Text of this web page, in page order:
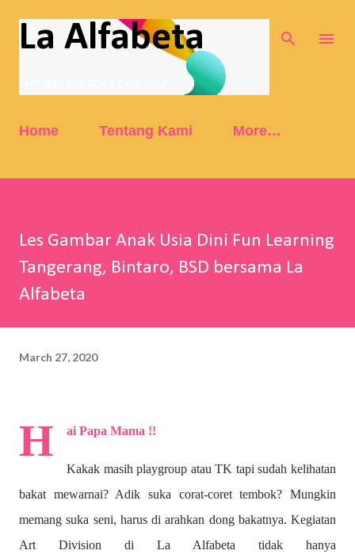
Skip to main content
La Alfabeta
Home Tentang Kami More…
Les Gambar Anak Usia Dini Fun Learning
Tangerang, Bintaro, BSD bersama La
Alfabeta
March 27, 2020
H ai Papa Mama !!
Kakak masih playgroup atau TK tapi sudah kelihatan
bakat mewarnai? Adik suka corat-coret tembok? Mungkin
memang suka seni, harus di arahkan dong bakatnya. Kegiatan
Art Division di La Alfabeta tidak hanya